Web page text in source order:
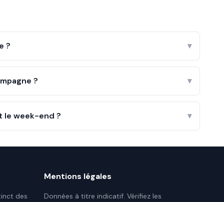
? ▾
? ▾
le week-end ? ▾
des
Mentions légales
Données à titre indicatif. Vérifiez les